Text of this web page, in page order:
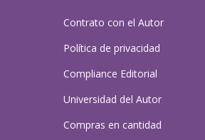
Contrato con el Autor
Política de privacidad
Compliance Editorial
Universidad del Autor
Compras en cantidad